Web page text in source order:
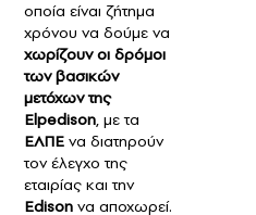
οποία είναι ζήτημα
χρόνου να δούμε να
χωρίζουν οι δρόμοι
των βασικών
μετόχων της
Εlpedison, με τα
ΕΛΠΕ να διατηρούν
τον έλεγχο της
εταιρίας και την
Εdison να αποχωρεί.